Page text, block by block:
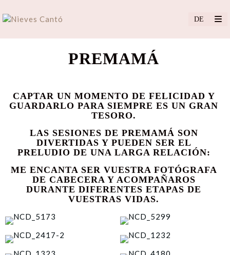
PREMAMÁ
CAPTAR UN MOMENTO DE FELICIDAD Y
GUARDARLO PARA SIEMPRE ES UN GRAN
TESORO.
LAS SESIONES DE PREMAMÁ SON
DIVERTIDAS Y PUEDEN SER EL
PRELUDIO DE UNA LARGA RELACIÓN:
ME ENCANTA SER VUESTRA FOTÓGRAFA
DE CABECERA Y ACOMPAÑAROS
DURANTE DIFERENTES ETAPAS DE
VUESTRAS VIDAS.